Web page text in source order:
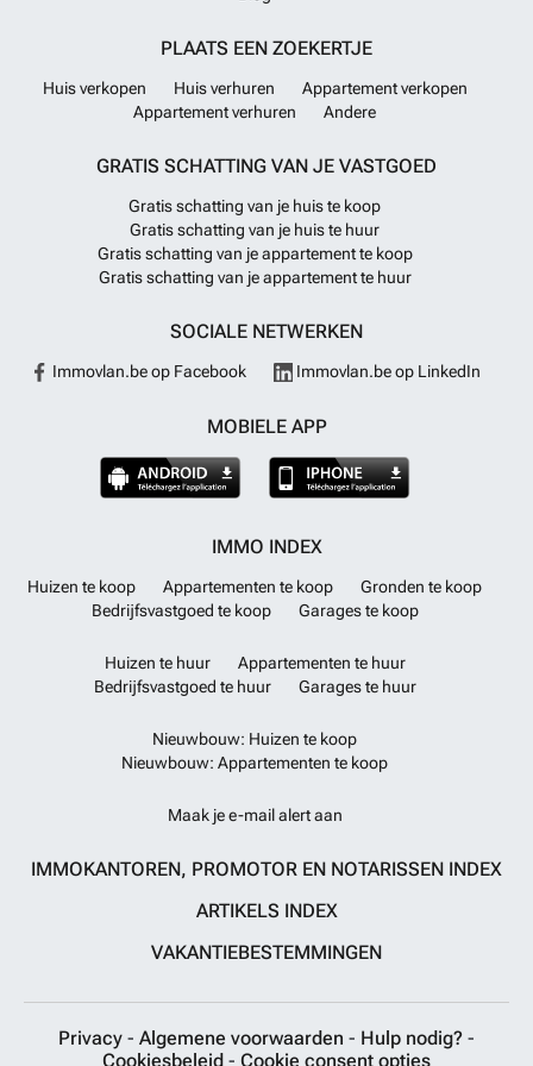
PLAATS EEN ZOEKERTJE
Huis verkopen Huis verhuren
Appartement verkopen
Appartement verhuren
Andere
GRATIS SCHATTING VAN JE VASTGOED
Gratis schatting van je huis te koop
Gratis schatting van je huis te huur
Gratis schatting van je appartement te koop
Gratis schatting van je appartement te huur
SOCIALE NETWERKEN
Immovlan.be op Facebook Immovlan.be op LinkedIn
MOBIELE APP
IMMO INDEX
Huizen te koop Appartementen te koop
Gronden te koop
Bedrijfsvastgoed te koop
Garages te koop
Huizen te huur
Appartementen te huur
Bedrijfsvastgoed te huur
Garages te huur
Nieuwbouw: Huizen te koop
Nieuwbouw: Appartementen te koop
Maak je e-mail alert aan
IMMOKANTOREN, PROMOTOR EN NOTARISSEN INDEX
ARTIKELS INDEX
VAKANTIEBESTEMMINGEN
Privacy - Algemene voorwaarden - Hulp nodig? -
Cookiesbeleid - Cookie consent opties